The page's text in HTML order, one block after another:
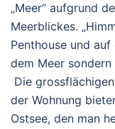
„Meer“ aufgrund
Meerblickes.
Penthouse und
dem Meer
Die
der Wohnung
Ostsee, den man